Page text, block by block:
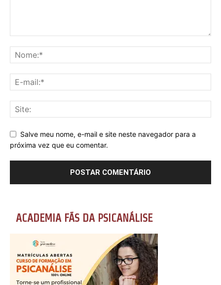
Salve meu nome, e-mail e site neste navegador para a
próxima vez que eu comentar.
ACADEMIA FÃS DA PSICANÁLISE